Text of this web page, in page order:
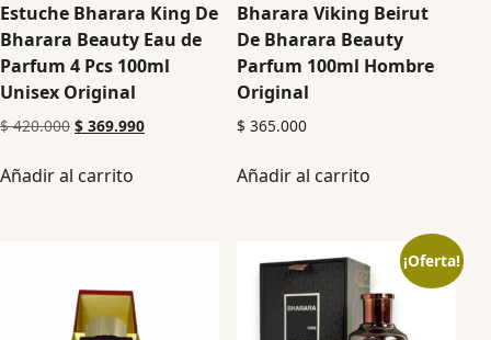
Estuche Bharara King De
Bharara Beauty Eau de
Parfum 4 Pcs 100ml
Unisex Original
$420.000 $ 369.990
Añadir al carrito
Bharara Viking Beirut
De Bharara Beauty
Parfum 100ml Hombre
Original
$ 365.000
Añadir al carrito
¡Oferta!